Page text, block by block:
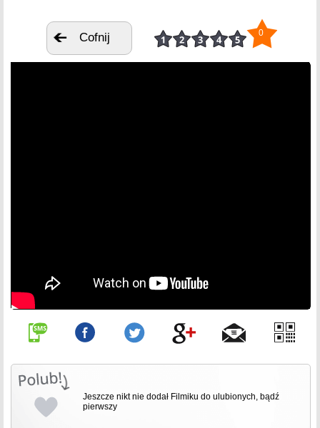
Cofnij 0
Jeszcze nikt nie dodał Filmiku do ulubionych, bądź
pierwszy